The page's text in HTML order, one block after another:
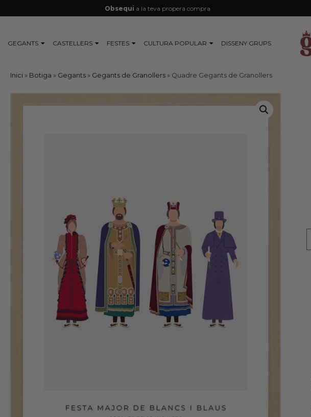
Obsequi a la teva propera compra
GEGANTS CASTELLERS FESTES CULTURA POPULAR DISSENY GRUPS
Inici » Botiga » Gegants » Gegants de Granollers » Quadre Gegants de Granollers